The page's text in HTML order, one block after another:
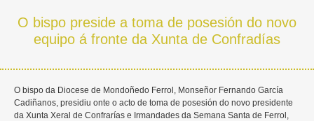
O bispo preside a toma de posesión do novo
equipo á fronte da Xunta de Confradías
O bispo da Diocese de Mondoñedo Ferrol, Monseñor Fernando García
Cadiñanos, presidiu onte o acto de toma de posesión do novo presidente
da Xunta Xeral de Confrarías e Irmandades da Semana Santa de Ferrol,